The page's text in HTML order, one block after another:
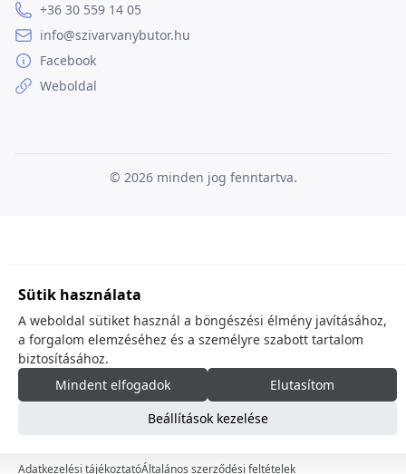
+36 30 559 14 05
info@szivarvanybutor.hu
Facebook
Weboldal
© 2026 minden jog fenntartva.
Sütik használata
A weboldal sütiket használ a böngészési élmény javításához,
a forgalom elemzéséhez és a személyre szabott tartalom
biztosításához.
Mindent elfogadok
Elutasítom
Beállítások kezelése
Adatkezelési tájékoztatóÁltalános szerződési feltételek